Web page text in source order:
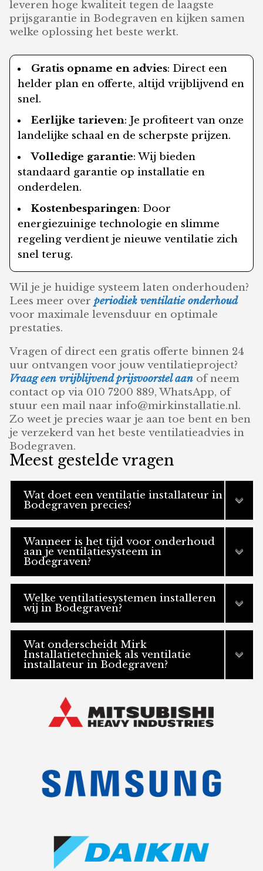
leveren hoge kwaliteit tegen de laagste
prijsgarantie in Bodegraven en kijken samen
welke oplossing het beste werkt.
Gratis opname en advies: Direct een
helder plan en offerte, altijd vrijblijvend en
snel.
Eerlijke tarieven: Je profiteert van onze
landelijke schaal en de scherpste prijzen.
Volledige garantie: Wij bieden
standaard garantie op installatie en
onderdelen.
Kostenbesparingen: Door
energiezuinige technologie en slimme
regeling verdient je nieuwe ventilatie zich
snel terug.
Wil je je huidige systeem laten onderhouden?
Lees meer overperiodiek ventilatie onderhoud
voor maximale levensduur en optimale
prestaties.
Vragen of direct een gratis offerte binnen 24
uur ontvangen voor jouw ventilatieproject?
Vraag een vrijblijvend prijsvoorstel aan of neem
contact op via 010 7200 889, WhatsApp, of
stuur een mail naar info@mirkinstallatie.nl.
Zo weet je precies waar je aan toe bent en ben
je verzekerd van het beste ventilatieadvies in
Bodegraven.
Meest gestelde vragen
Wat doet een ventilatie installateur in
Bodegraven precies?
Wanneer is het tijd voor onderhoud
aan je ventilatiesysteem in
Bodegraven?
Welke ventilatiesystemen installeren
wij in Bodegraven?
Wat onderscheidt Mirk
Installatietechniek als ventilatie
installateur in Bodegraven?